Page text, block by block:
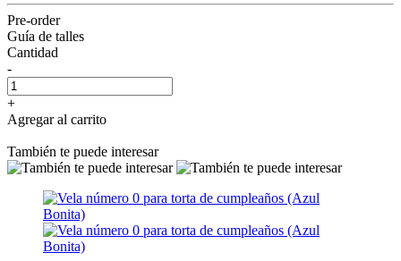
Pre-order
Guía de talles
Cantidad
-
+
Agregar al carrito
También te puede interesar